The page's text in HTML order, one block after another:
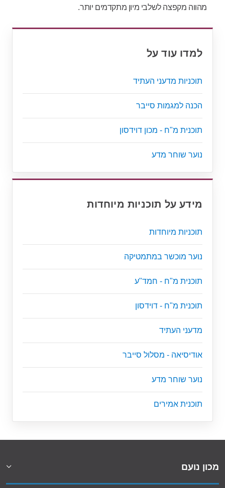
מהווה מקפצה לשלבי מיון מתקדמים יותר.
למדו עוד על
תוכניות מדעני העתיד
הכנה למגמות סייבר
תוכנית מ"ח - מכון דוידסון
נוער שוחר מדע
מידע על תוכניות מיוחדות
תוכניות מיוחדות
נוער מוכשר במתמטיקה
תוכנית מ"ח - חמד"ע
תוכנית מ"ח - דוידסון
מדעני העתיד
אודיסיאה - מסלול סייבר
נוער שוחר מדע
תוכנית אמירים
מכון נועם